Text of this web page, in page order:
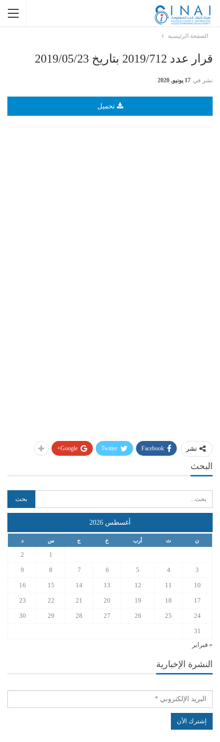
الصفحة الرئيسية
قرار عدد 2019/712 بتاريخ 2019/05/23
نشر في 17 يونيو, 2020
تحميل
نشر Facebook
Twitter
Google+
البحث
أغسطس 2026
ن ث أرب خ ج س د
1
2
3
4
5
6
7
8
9
10
11
12
13
14
15
16
17
18
19
20
21
22
23
24
25
26
27
28
29
30
31
« فبراير
النشرة الإخبارية